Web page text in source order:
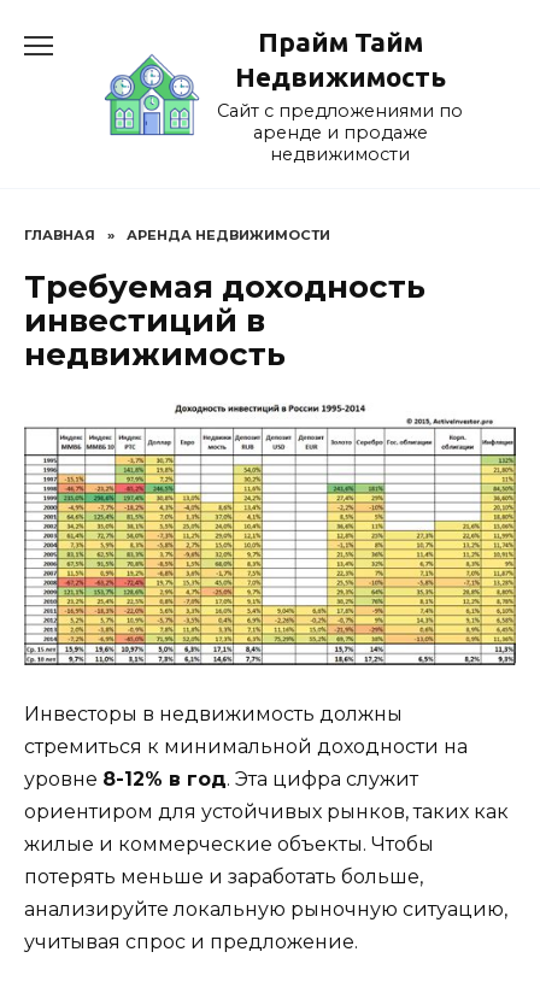
содержанию
Прайм Тайм
Недвижимость
Сайт с предложениями по
аренде и продаже
недвижимости
ГЛАВНАЯ » АРЕНДА НЕДВИЖИМОСТИ
Требуемая доходность
инвестиций в
недвижимость
Инвесторы в недвижимость должны
стремиться к минимальной доходности на
уровне 8-12% в год. Эта цифра служит
ориентиром для устойчивых рынков, таких как
жилые и коммерческие объекты. Чтобы
потерять меньше и заработать больше,
анализируйте локальную рыночную ситуацию,
учитывая спрос и предложение.